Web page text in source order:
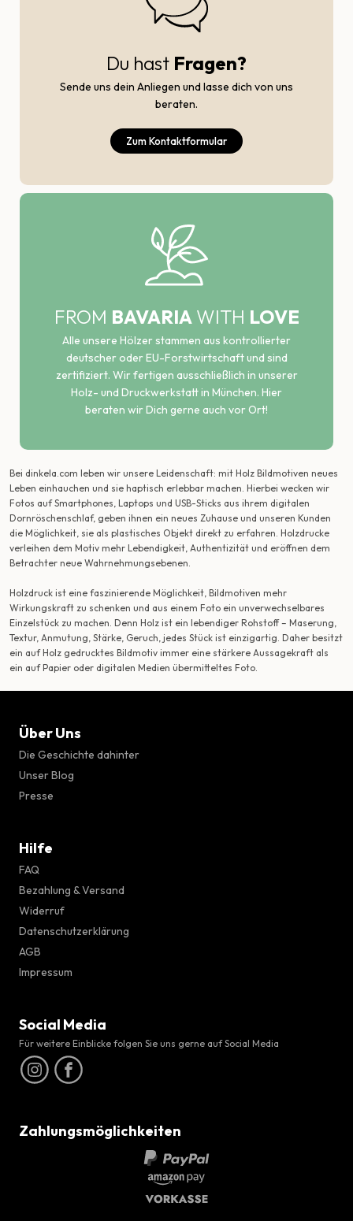
Du hast Fragen?
Sende uns dein Anliegen und lasse dich von uns
beraten.
Zum Kontaktformular
FROM BAVARIA WITH LOVE
Alle unsere Hölzer stammen aus kontrollierter
deutscher oder EU-Forstwirtschaft und sind
zertifiziert. Wir fertigen ausschließlich in unserer
Holz- und Druckwerkstatt in München. Hier
beraten wir Dich gerne auch vor Ort!
Bei dinkela.com leben wir unsere Leidenschaft: mit Holz Bildmotiven neues
Leben einhauchen und sie haptisch erlebbar machen. Hierbei wecken wir
Fotos auf Smartphones, Laptops und USB-Sticks aus ihrem digitalen
Dornröschenschlaf, geben ihnen ein neues Zuhause und unseren Kunden
die Möglichkeit, sie als plastisches Objekt direkt zu erfahren. Holzdrucke
verleihen dem Motiv mehr Lebendigkeit, Authentizität und eröffnen dem
Betrachter neue Wahrnehmungsebenen.
Holzdruck ist eine faszinierende Möglichkeit, Bildmotiven mehr
Wirkungskraft zu schenken und aus einem Foto ein unverwechselbares
Einzelstück zu machen. Denn Holz ist ein lebendiger Rohstoff – Maserung,
Textur, Anmutung, Stärke, Geruch, jedes Stück ist einzigartig. Daher besitzt
ein auf Holz gedrucktes Bildmotiv immer eine stärkere Aussagekraft als
ein auf Papier oder digitalen Medien übermitteltes Foto.
Über Uns
Die Geschichte dahinter
Unser Blog
Presse
Hilfe
FAQ
Bezahlung & Versand
Widerruf
Datenschutzerklärung
AGB
Impressum
Social Media
Für weitere Einblicke folgen Sie uns gerne auf Social Media
Zahlungsmöglichkeiten